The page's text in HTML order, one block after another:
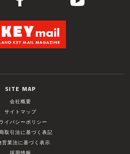
SITE MAP
会社概要
サイトマップ
イバシーポリシー
取引法に基づく表記
営業法に基づく表示
採用情報